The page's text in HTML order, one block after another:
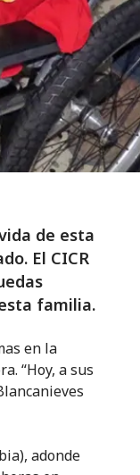
de esta
El CICR
familia.
en la
“Hoy, a sus
adonde